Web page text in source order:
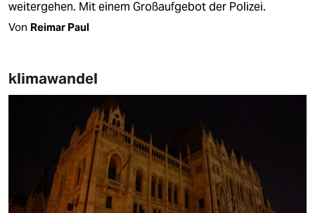
weitergehen. Mit einem Großaufgebot der Polizei.
Von Reimar Paul
klimawandel